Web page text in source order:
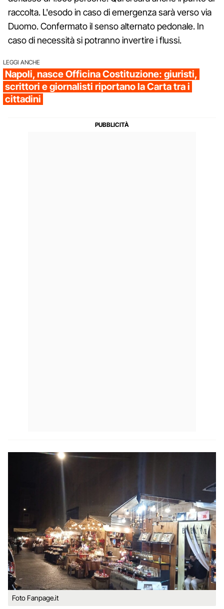
raccolta. L'esodo in caso di emergenza sarà verso via
Duomo. Confermato il senso alternato pedonale. In
caso di necessità si potranno invertire i flussi.
LEGGI ANCHE
Napoli, nasce Officina Costituzione: giuristi,
scrittori e giornalisti riportano la Carta tra i
cittadini
Foto Fanpage.it